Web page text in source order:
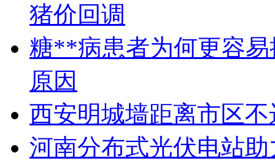
猪价回调
糖**病患者为何更容
原因
西安明城墙距离市区
河南分布式光伏电站